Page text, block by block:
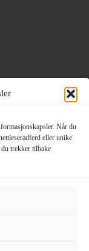
Når du
eller unike
trekker tilbake